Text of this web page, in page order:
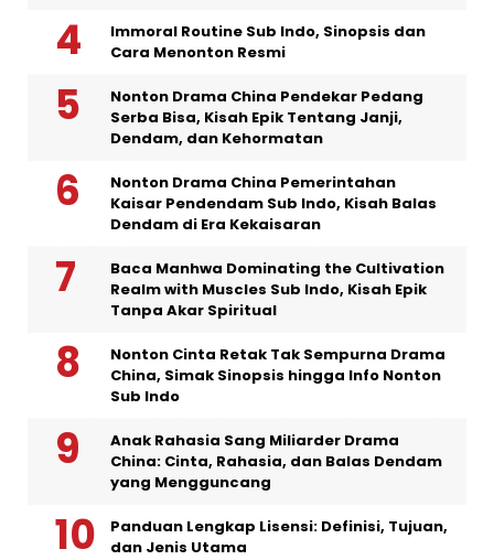
Immoral Routine Sub Indo, Sinopsis dan
Cara Menonton Resmi
Nonton Drama China Pendekar Pedang
Serba Bisa, Kisah Epik Tentang Janji,
Dendam, dan Kehormatan
Nonton Drama China Pemerintahan
Kaisar Pendendam Sub Indo, Kisah Balas
Dendam di Era Kekaisaran
Baca Manhwa Dominating the Cultivation
Realm with Muscles Sub Indo, Kisah Epik
Tanpa Akar Spiritual
Nonton Cinta Retak Tak Sempurna Drama
China, Simak Sinopsis hingga Info Nonton
Sub Indo
Anak Rahasia Sang Miliarder Drama
China: Cinta, Rahasia, dan Balas Dendam
yang Mengguncang
Panduan Lengkap Lisensi: Definisi, Tujuan,
dan Jenis Utama